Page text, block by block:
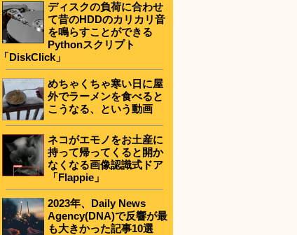
ディスクの負荷に合わせ
て昔のHDDのカリカリ音
を鳴らすことができる
Pythonスクリプト
「DiskClick」
めちゃくちゃ寒い日に屋
外でラーメンを食べると
こうなる、という動画
ネコがエモノをお土産に
持って帰ってくると開か
なくなる画像認識式ドア
「Flappie」
2023年、Daily News
Agency(DNA)で反響が最
も大きかった記事10選